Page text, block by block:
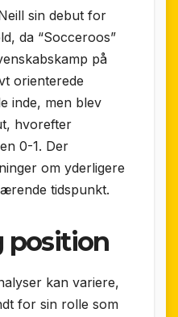
sin debut for
da “Socceroos”
på
orienterede
inde, men blev
hvorefter
0-1. Der
om yderligere
tidspunkt.
position
kan variere,
for sin rolle som